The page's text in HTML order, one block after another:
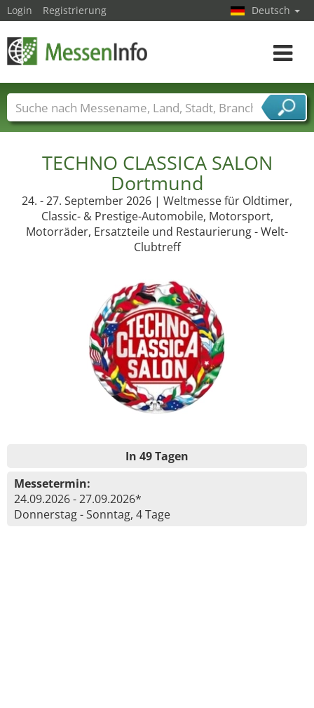
TECHNO CLASSICA SALON
Dortmund
24. - 27. September 2026 | Weltmesse für Oldtimer,
Classic- & Prestige-Automobile, Motorsport,
Motorräder, Ersatzteile und Restaurierung - Welt-
Clubtreff
In 49 Tagen
Messetermin:
24.09.2026 - 27.09.2026*
Donnerstag - Sonntag, 4 Tage
Login Registrierung Deutsch
Toggle
Messenamen Länder Städte
Branchen